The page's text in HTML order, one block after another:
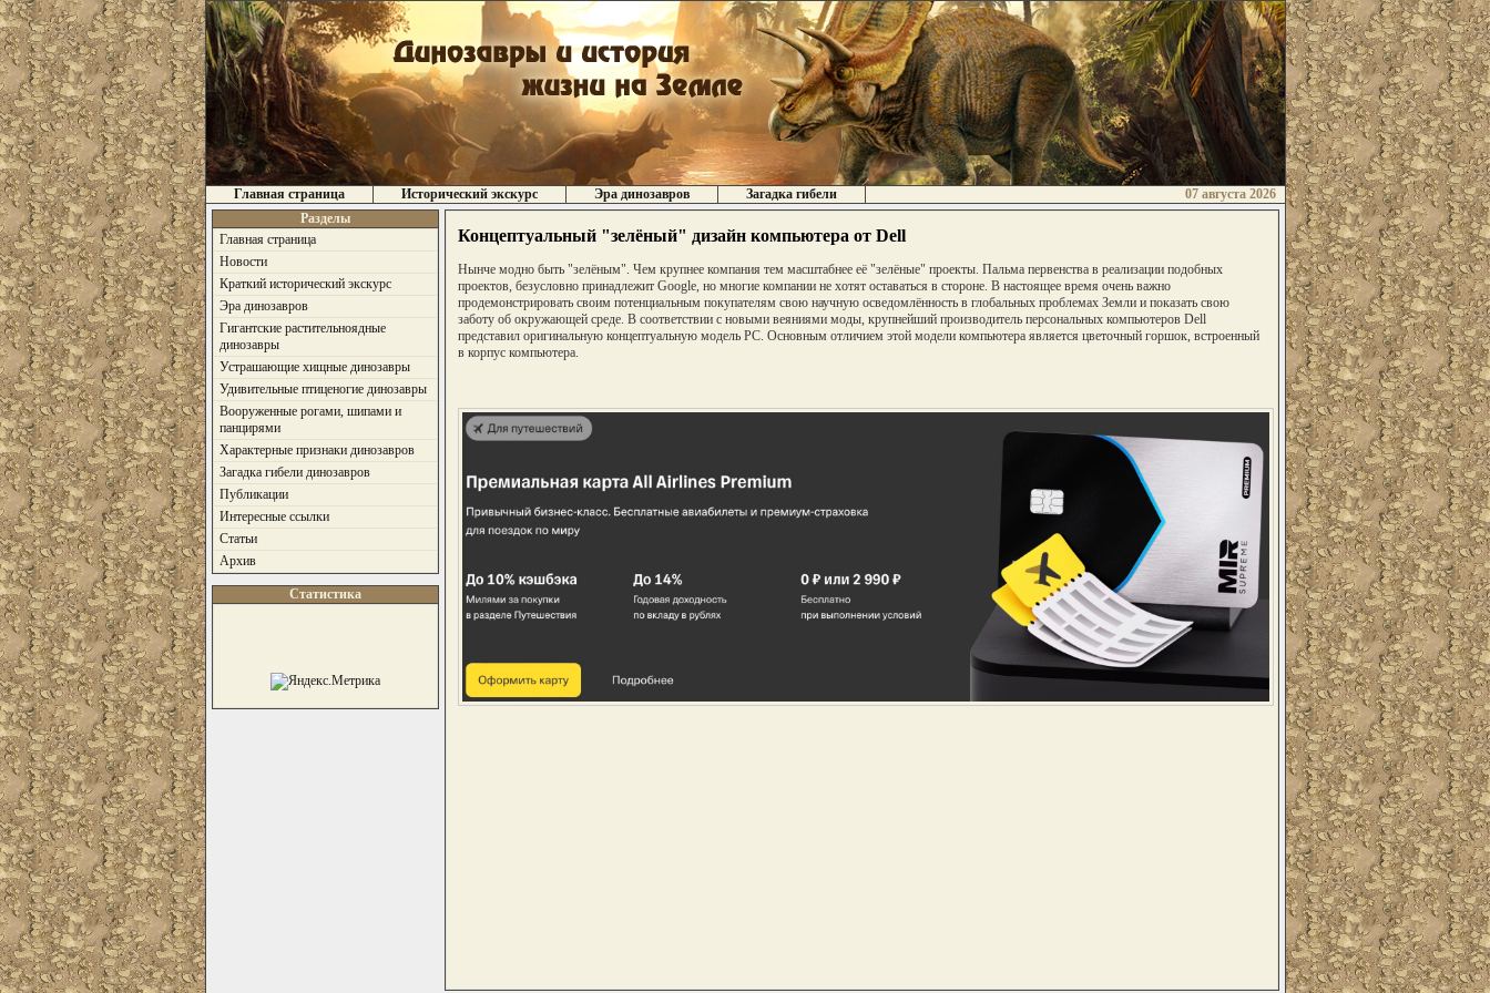
Главная страница Исторический экскурс Эра динозавров Загадка гибели
07 августа 2026
Разделы
Главная страница
Новости
Краткий исторический экскурс
Эра динозавров
Гигантские растительноядные
динозавры
Устрашающие хищные динозавры
Удивительные птиценогие динозавры
Вооруженные рогами, шипами и
панцирями
Характерные признаки динозавров
Загадка гибели динозавров
Публикации
Интересные ссылки
Статьи
Архив
Статистика
Концептуальный "зелёный" дизайн компьютера от Dell
Нынче модно быть "зелёным". Чем крупнее компания тем масштабнее её "зелёные" проекты. Пальма первенства в реализации подобных
проектов, безусловно принадлежит Google, но многие компании не хотят оставаться в стороне. В настоящее время очень важно
продемонстрировать своим потенциальным покупателям свою научную осведомлённость в глобальных проблемах Земли и показать свою
заботу об окружающей среде. В соответствии с новыми веяниями моды, крупнейший производитель персональных компьютеров Dell
представил оригинальную концептуальную модель PC. Основным отличием этой модели компьютера является цветочный горшок, встроенный
в корпус компьютера.